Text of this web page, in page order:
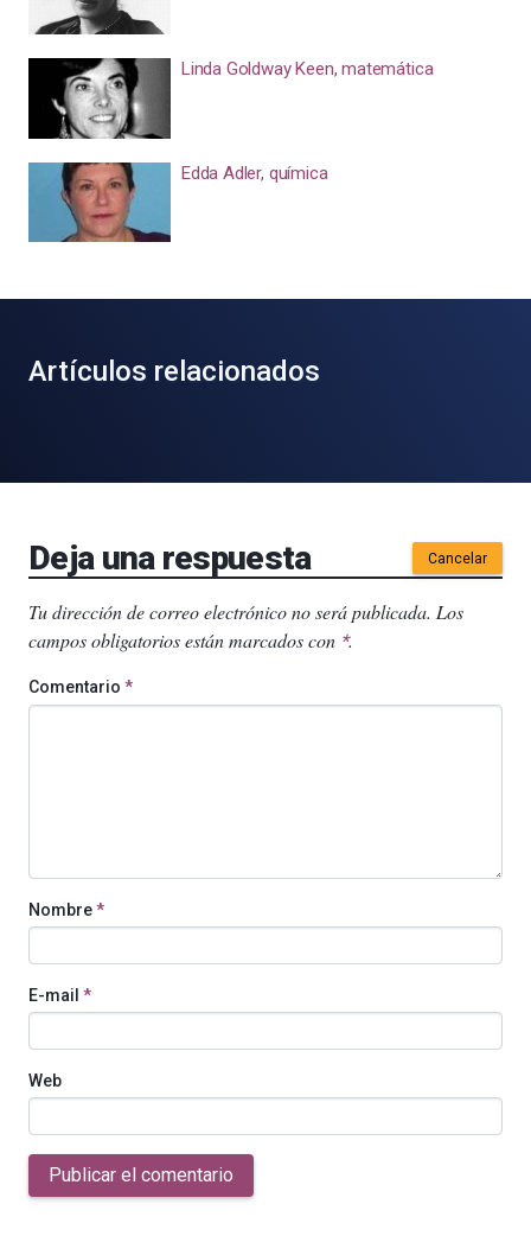
Linda Goldway Keen, matemática
Edda Adler, química
Artículos relacionados
Deja una respuesta Cancelar
Tu dirección de correo electrónico no será publicada. Los
campos obligatorios están marcados con *.
Comentario *
Nombre*
E-mail *
Web
Publicar el comentario